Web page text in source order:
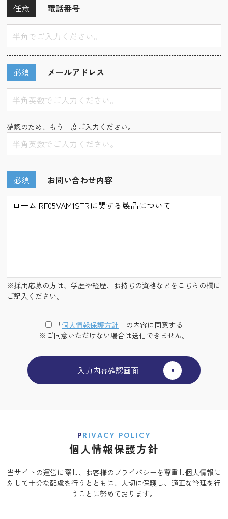
電話番号
任意
メールアドレス
必須
確認のため、もう一度ご入力ください。
お問い合わせ内容
必須
※採用応募の方は、学歴や経歴、お持ちの資格などをこちらの欄に
ご記入ください。
「個⼈情報保護⽅針 」の内容に同意する
※ご同意いただけない場合は送信できません。
PRIVACY POLICY
個人情報保護方針
当サイトの運営に際し、お客様のプライバシーを尊重し個人情報に
対して十分な配慮を行うとともに、 大切に保護し、適正な管理を行
うことに努めております。